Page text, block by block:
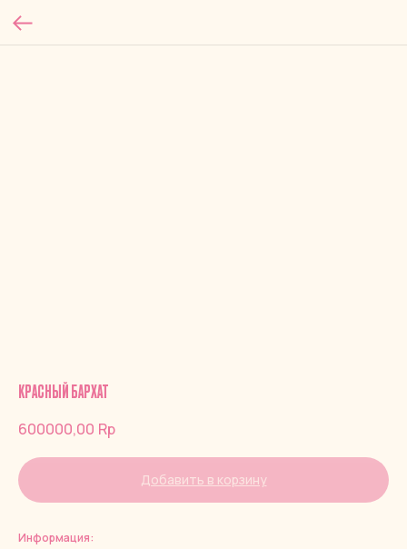
КРАСНЫЙ БАРХАТ
600000,00 Rp
Добавить в корзину
Информация: